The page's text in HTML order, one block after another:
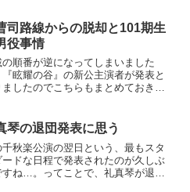
果的に再び「2番手退団」が起きた
、ではなく、勝手に彼女は「絶対に
プに...
司路線からの脱却と101期生
役事情
の順番が逆になってしまいました
『眩耀の谷』の新公主演者が発表と
ましたのでこちらもまとめておきた
2人とも新公初主演ですね、本当に
でとうございます!!御曹司路線からの
？結論から書いちゃいますけど、こ
近は...
琴の退団発表に思う
千秋楽公演の翌日という、最もスタ
ードな日程で発表されたのが久しぶ
すね…。ってことで、礼真琴が退団